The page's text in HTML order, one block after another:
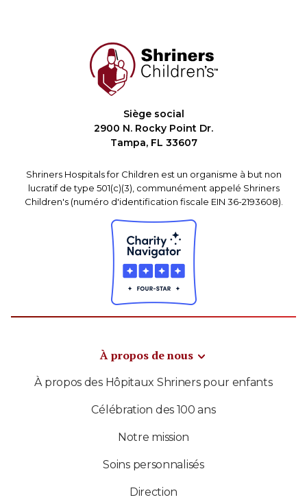
Siège social
2900 N. Rocky Point Dr.
Tampa, FL 33607
Shriners Hospitals for Children est un organisme à but non
lucratif de type 501(c)(3), communément appelé Shriners
Children's (numéro d'identification fiscale EIN 36-2193608).
À propos de nous
À propos des Hôpitaux Shriners pour enfants
Célébration des 100 ans
Notre mission
Soins personnalisés
Direction